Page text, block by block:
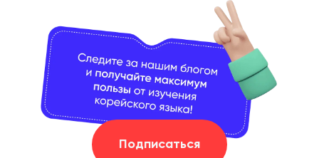
Подписаться